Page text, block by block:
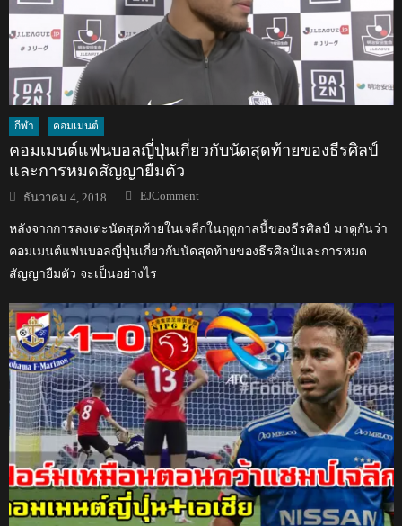
กีฬา คอมเมนต์
คอมเมนต์แฟนบอลญี่ปุ่นเกี่ยวกับนัดสุดท้ายของธีรศิลป์
และการหมดสัญญายืมตัว
Posted
on
ธันวาคม 4, 2018 Author
EJComment
หลังจากการลงเตะนัดสุดท้ายในเจลีกในฤดูกาลนี้ของธีรศิลป์ มาดูกันว่า
คอมเมนต์แฟนบอลญี่ปุ่นเกี่ยวกับนัดสุดท้ายของธีรศิลป์และการหมด
สัญญายืมตัว จะเป็นอย่างไร